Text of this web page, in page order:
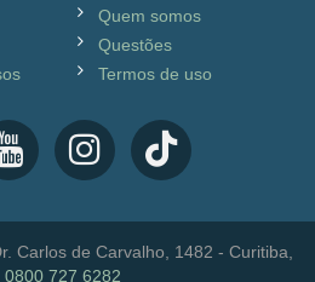
Quem somos
Questões
Termos de uso
Carlos de Carvalho, 1482 - Curitiba,
0800 727 6282